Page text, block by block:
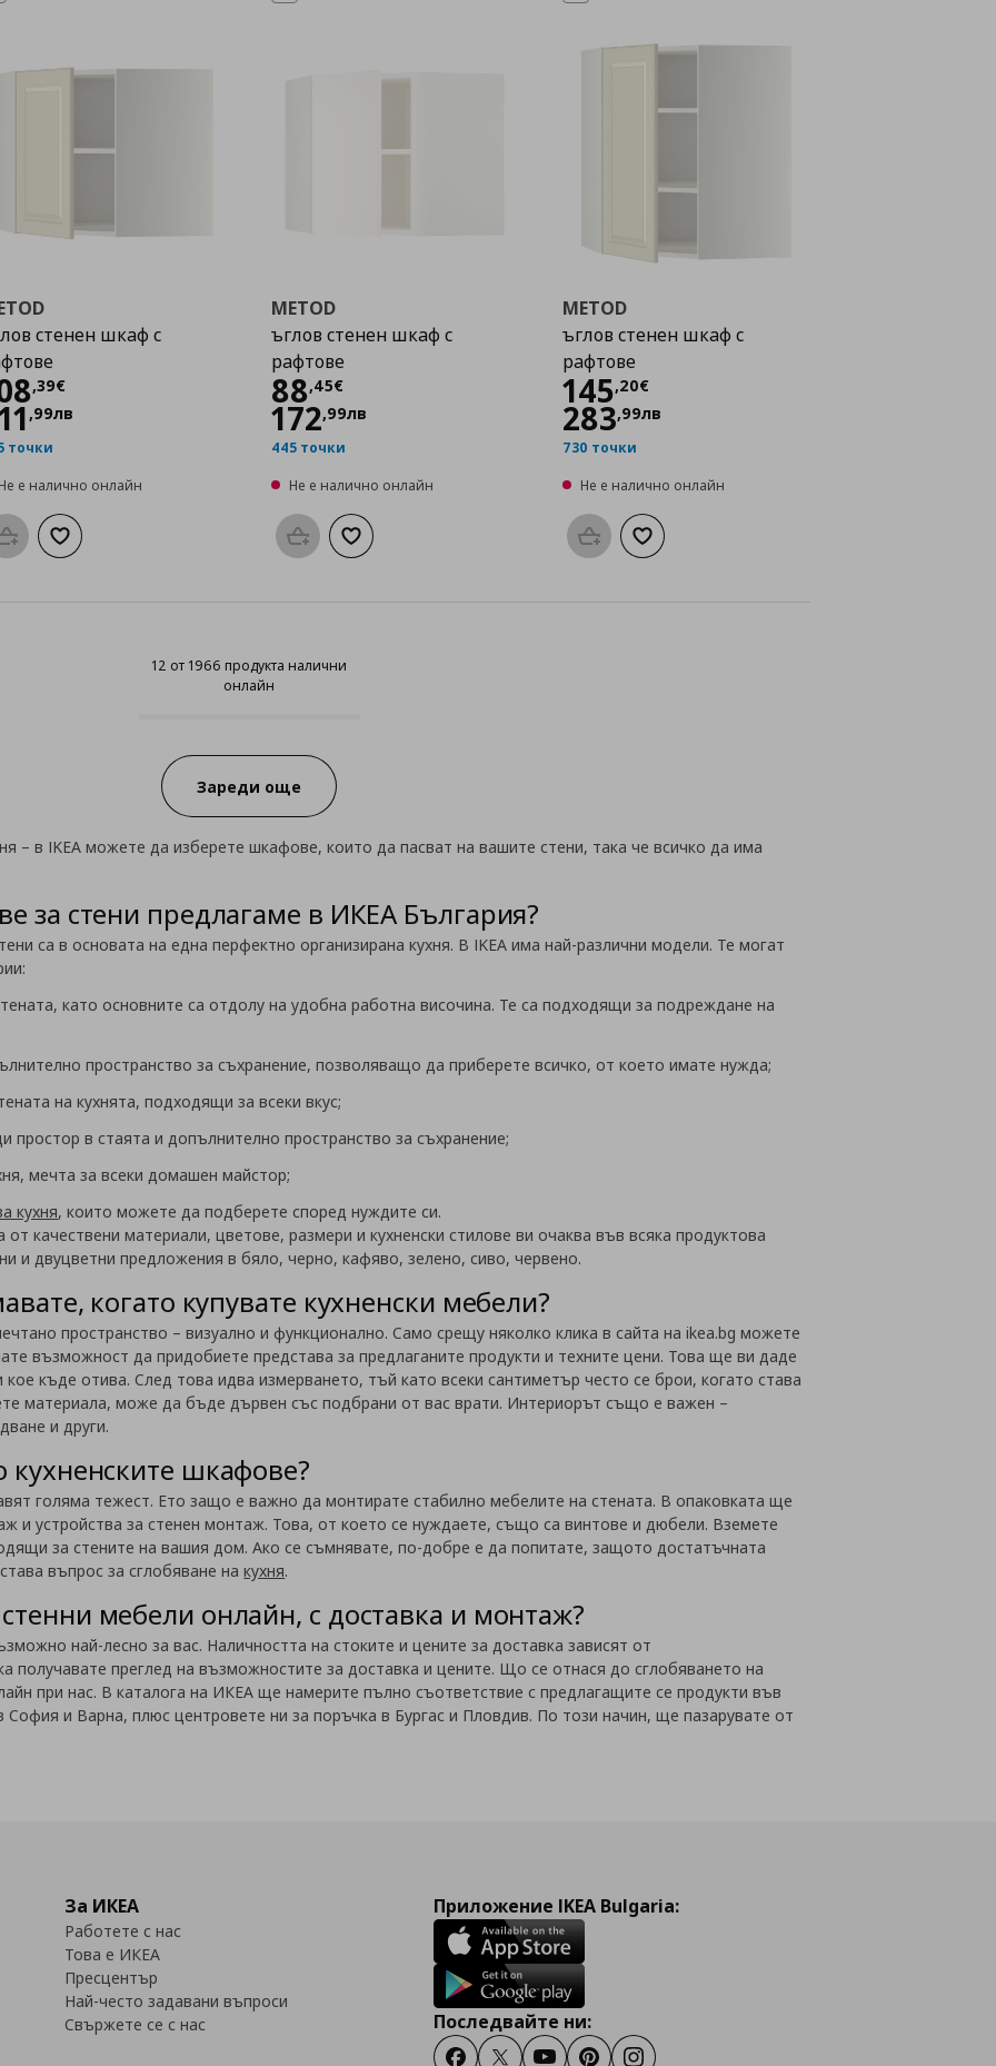
стенен шкаф с
,39€
,99лв
точки
Не е налично онлайн
Προσθήκη στο καλάθι
Добави към списъка с любими
METOD
ъглов стенен шкаф с
рафтове
88,45€
Цена
172,99лв
445 точки
Не е налично онлайн
Προσθήκη στο καλάθι
Добави към списъка с любими
METOD
ъглов стенен шкаф с
рафтове
145,20€
Цена
283,99лв
730 точки
Не е налично онлайн
Προσθήκη στο καλάθι
Добави към списъка с любими
12 от 1966 продукта налични
онлайн
Зареди още
– в IKEA можете да изберете шкафове, които да пасват на вашите стени, така че всичко да има
за стени предлагаме в ИКЕА България?
са в основата на една перфектно организирана кухня. В IKEA има най-различни модели. Те могат
като основните са отдолу на удобна работна височина. Те са подходящи за подреждане на
пространство за съхранение, позволяващо да приберете всичко, от което имате нужда;
на кухнята, подходящи за всеки вкус;
простор в стаята и допълнително пространство за съхранение;
мечта за всеки домашен майстор;
кухня, които можете да подберете според нуждите си.
качествени материали, цветове, размери и кухненски стилове ви очаква във всяка продуктова
и двуцветни предложения в бяло, черно, кафяво, зелено, сиво, червено.
когато купувате кухненски мебели?
пространство – визуално и функционално. Само срещу няколко клика в сайта на ikea.bg можете
възможност да придобиете представа за предлаганите продукти и техните цени. Това ще ви даде
къде отива. След това идва измерването, тъй като всеки сантиметър често се брои, когато става
материала, може да бъде дървен със подбрани от вас врати. Интериорът също е важен –
и други.
шкафове?
голяма тежест. Ето защо е важно да монтирате стабилно мебелите на стената. В опаковката ще
и устройства за стенен монтаж. Това, от което се нуждаете, също са винтове и дюбели. Вземете
за стените на вашия дом. Ако се съмнявате, по-добре е да попитате, защото достатъчната
въпрос за сглобяване накухня.
мебели онлайн, с доставка и монтаж?
най-лесно за вас. Наличността на стоките и цените за доставка зависят от
получавате преглед на възможностите за доставка и цените. Що се отнася до сглобяването на
при нас. В каталога на ИКЕА ще намерите пълно съответствие с предлагащите се продукти във
и Варна, плюс центровете ни за поръчка в Бургас и Пловдив. По този начин, ще пазарувате от
За ИКЕА
Работете с нас
Това е ИКЕА
Пресцентър
Най-често задавани въпроси
Свържете се с нас
Приложение IKEA Bulgaria:
Последвайте ни: